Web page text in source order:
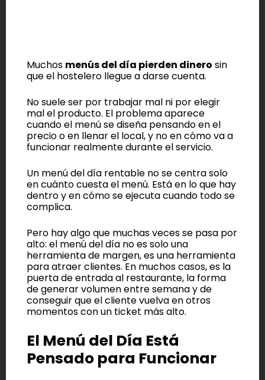
Muchos menús del día pierden dinero sin
que el hostelero llegue a darse cuenta.
No suele ser por trabajar mal ni por elegir
mal el producto. El problema aparece
cuando el menú se diseña pensando en el
precio o en llenar el local, y no en cómo va a
funcionar realmente durante el servicio.
Un menú del día rentable no se centra solo
en cuánto cuesta el menú. Está en lo que hay
dentro y en cómo se ejecuta cuando todo se
complica.
Pero hay algo que muchas veces se pasa por
alto: el menú del día no es solo una
herramienta de margen, es una herramienta
para atraer clientes. En muchos casos, es la
puerta de entrada al restaurante, la forma
de generar volumen entre semana y de
conseguir que el cliente vuelva en otros
momentos con un ticket más alto.
El Menú del Día Está
Pensado para Funcionar